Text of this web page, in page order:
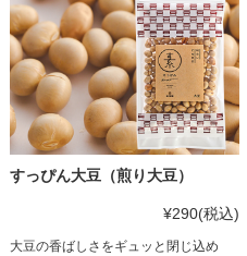
すっぴん大豆（煎り大豆）
¥290(税込)
大豆の香ばしさをギュッと閉じ込め